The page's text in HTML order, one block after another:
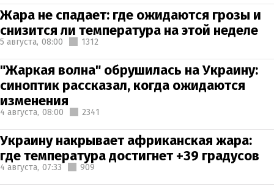
Жара не спадает: где ожидаются грозы и
снизится ли температура на этой неделе
5 августа, 08:00 1312
"Жаркая волна" обрушилась на Украину:
синоптик рассказал, когда ожидаются
изменения
4 августа, 08:00 2341
Украину накрывает африканская жара:
где температура достигнет +39 градусов
4 августа, 07:33 909